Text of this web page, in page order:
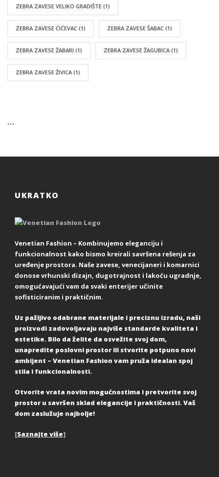
ZEBRA ZAVESE VELIKO GRADIŠTE (1)
ZEBRA ZAVESE ĆIĆEVAC (1) ZEBRA ZAVESE ŠABAC (1)
ZEBRA ZAVESE ŽABARI (1) ZEBRA ZAVESE ŽAGUBICA (1)
ZEBRA ZAVESE ŽIVICA (1)
…
UKRATKO
Venetian Fashion – Kombinujemo eleganciju i
funkcionalnost kako bismo kreirali savršena rešenja za
uređenje prostora. Naše zavese, venecijaneri i komarnici
donose vrhunski dizajn, dugotrajnost i lakoću ugradnje,
omogućavajući vam da svaki enterijer učinite
sofisticiranim i praktičnim.
Uz pažljivo odabrane materijale i preciznu izradu, naši
proizvodi zadovoljavaju najviše standarde kvaliteta i
estetike. Bilo da želite da osvežite svoj dom,
unapredite poslovni prostor ili stvorite potpuno novi
ambijent – Venetian Fashion vam pruža idealan spoj
stila i funkcionalnosti.
Otvorite vrata novim mogućnostima i pretvorite svoj
prostor u savršen sklad elegancije i praktičnosti. Vaš
dom zaslužuje najbolje!
[Saznajte više]